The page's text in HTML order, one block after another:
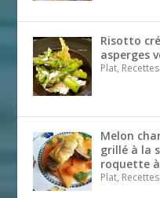
Risotto
asperges
Plat, Recettes
Melon
grillé à la
roquette à
Plat, Recettes